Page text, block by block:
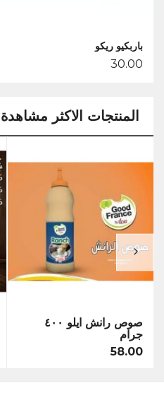
باربكيو ريكو
30.00
المنتجات الاكثر مشاهدة
صوص رانش ايلو ٤٠٠
جرام
58.00